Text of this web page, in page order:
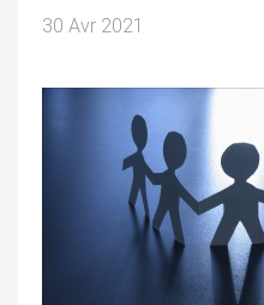
30 Avr 2021